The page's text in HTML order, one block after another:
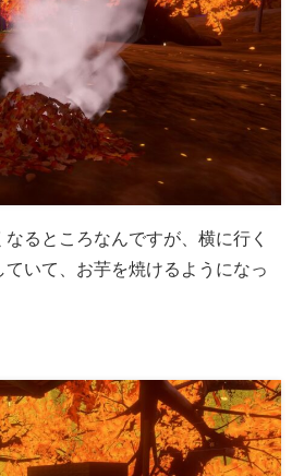
るところなんですが、横に行く
ていて、お芋を焼けるようになっ